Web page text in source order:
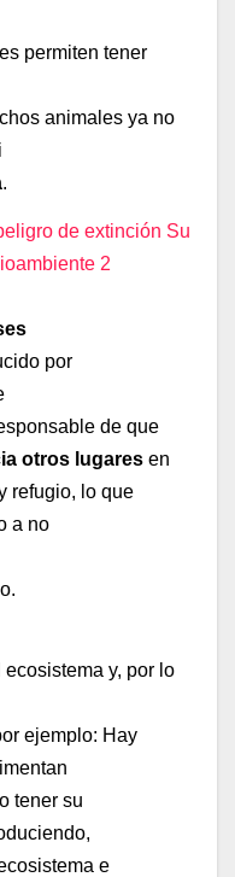
permiten tener
animales ya no
.
por
de que
otros lugares en
refugio, lo que
a no
y, por lo
ejemplo: Hay
tener su
e